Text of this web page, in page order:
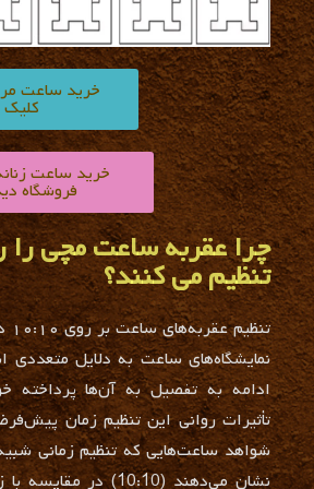
خرید ساعت
کلیک
خرید ساعت
فروشگاه
تنظیم می کنند؟
نمایشگاه‌های ساعت به دلایل متعددی
ادامه به تفصیل به آن‌ها پرداخته
تأثیرات روانی این تنظیم زمان
شواهد ساعت‌هایی که تنظیم زمانی